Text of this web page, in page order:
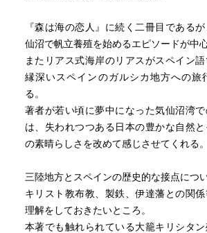
『森は海の恋人』に続く二冊目である
仙沼で帆立養殖を始めるエピソードが中心
またリアス式海岸のリアスがスペイン
縁深いスペインのガルシカ地方への旅
る。
著者が若い頃に夢中になった気仙沼湾
は、失われつつある日本の豊かな自然
の素晴らしさを改めて感じさせてくれる。
三陸地方とスペインの歴史的な接点につ
キリスト教布教、製鉄、伊達藩との関
理解をしておきたいところ。
本著でも触れられている大籠キリシタ